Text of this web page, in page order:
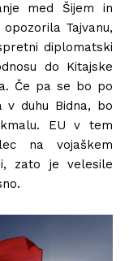
med Šijem in
Tajvanu,
diplomatski
do Kitajske
Če pa se bo po
v duhu Bidna, bo
EU v tem
na vojaškem
zato je velesile